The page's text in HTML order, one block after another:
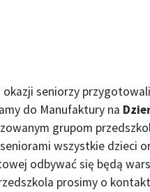
seniorzy
do Manufaktury na
grupom
wszystkie dzieci
odbywać się będą
prosimy o